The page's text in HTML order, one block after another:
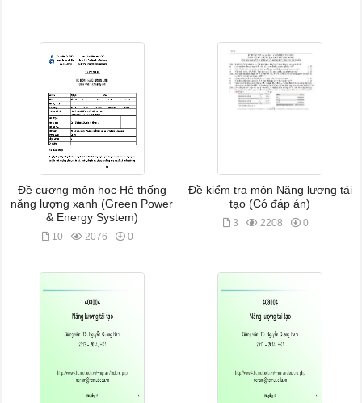
Đề cương môn học Hệ thống
năng lượng xanh (Green Power
& Energy System)
10 2076 0
Đề kiểm tra môn Năng lượng tái
tạo (Có đáp án)
3 2208 0